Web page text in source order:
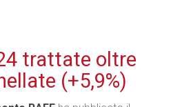
trattate oltre
(+5,9%)